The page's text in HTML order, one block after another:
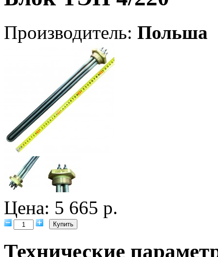
Производитель: Польша
Цена: 5 665 р.
Технические